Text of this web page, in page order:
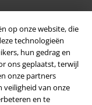
op onze website, die
technologieën
hun gedrag en
ons geplaatst, terwijl
onze partners
veiligheid van onze
en te